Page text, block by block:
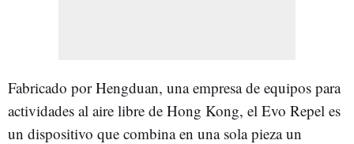
Fabricado por Hengduan, una empresa de equipos para
actividades al aire libre de Hong Kong, el Evo Repel es
un dispositivo que combina en una sola pieza un